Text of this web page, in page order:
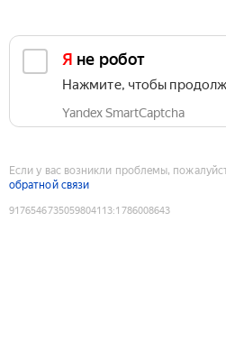
Я не робот
Нажмите, чтобы
Yandex SmartCaptcha
Если у вас возникли проблемы,
обратной связи
9176546735059804113:1786008643